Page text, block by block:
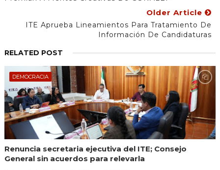
Older Article
ITE Aprueba Lineamientos Para Tratamiento De
Información De Candidaturas
RELATED POST
DEMOCRACIA
Renuncia secretaria ejecutiva del ITE; Consejo
General sin acuerdos para relevarla